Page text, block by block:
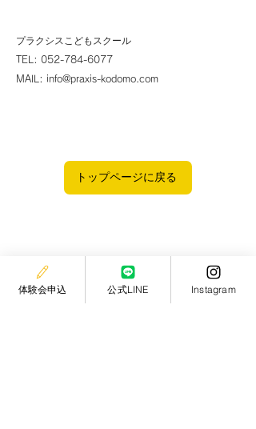
プラクシスこどもスクール
TEL: 052-784-6077
MAIL: info@praxis-kodomo.com
トップページに戻る
page top
体験会申込 公式LINE Instagram